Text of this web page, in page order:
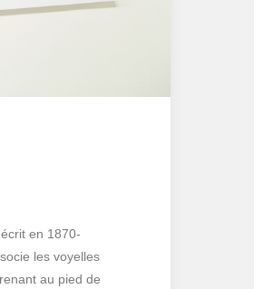
en 1870-
les voyelles
au pied de